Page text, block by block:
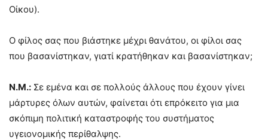
Οίκου).
Ο φίλος σας που βιάστηκε μέχρι θανάτου, οι φίλοι σας
που βασανίστηκαν, γιατί κρατήθηκαν και βασανίστηκαν;
Ν.Μ.: Σε εμένα και σε πολλούς άλλους που έχουν γίνει
μάρτυρες όλων αυτών, φαίνεται ότι επρόκειτο για μια
σκόπιμη πολιτική καταστροφής του συστήματος
υγειονομικής περίθαλψης.